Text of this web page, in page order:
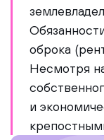
оброка
Несмотря
и